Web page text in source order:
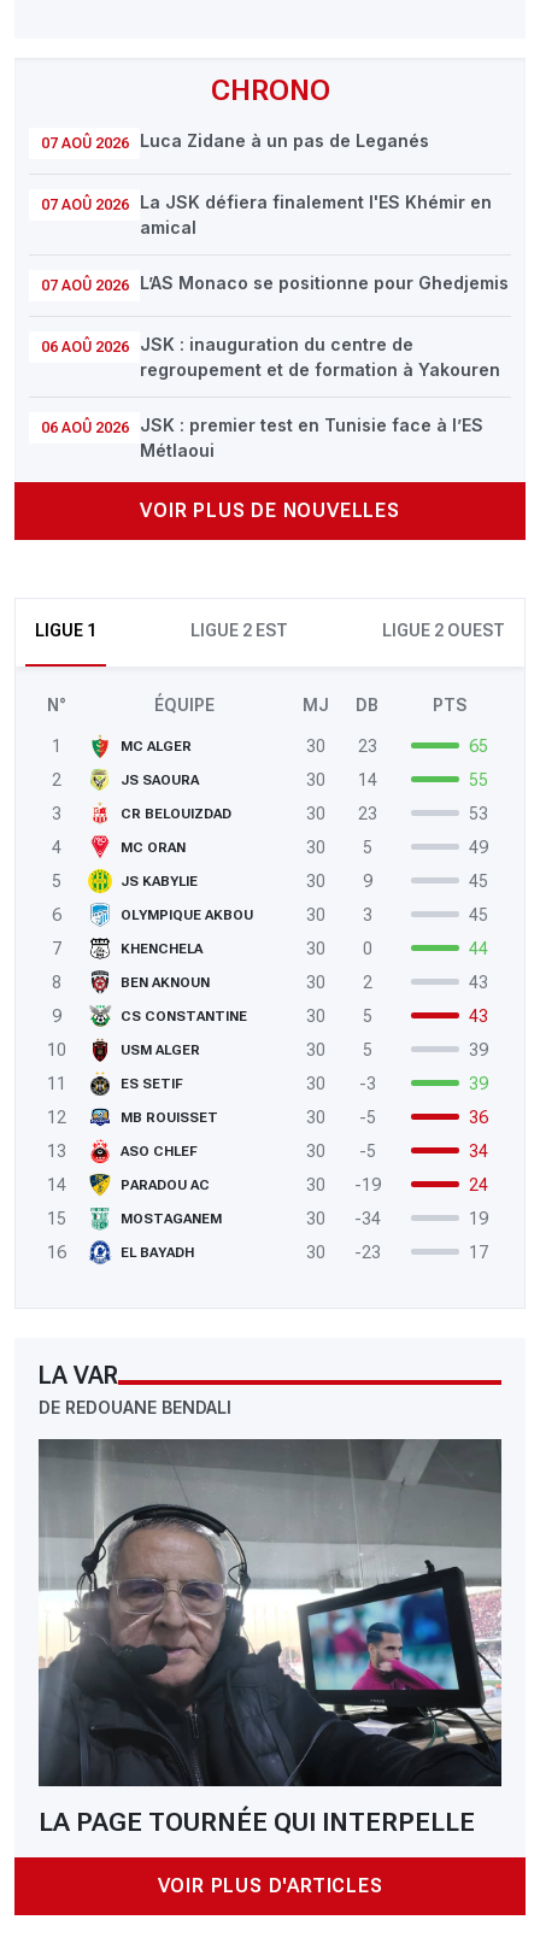
CHRONO
07 AOÛ 2026 Luca Zidane à un pas de Leganés
07 AOÛ 2026
La JSK défiera finalement l'ES Khémir en
amical
07 AOÛ 2026 L’AS Monaco se positionne pour Ghedjemis
06 AOÛ 2026
JSK : inauguration du centre de
regroupement et de formation à Yakouren
06 AOÛ 2026
JSK : premier test en Tunisie face à l’ES
Métlaoui
VOIR PLUS DE NOUVELLES
LIGUE 1 LIGUE 2 EST LIGUE 2 OUEST
N° ÉQUIPE MJ DB PTS
1 MC ALGER 30 23
65
2
JS SAOURA 30 14
55
3
CR BELOUIZDAD 30 23
53
4
MC ORAN 30 5
49
5
JS KABYLIE 30 9
45
6
OLYMPIQUE AKBOU 30 3
45
7
KHENCHELA 30 0
44
8
BEN AKNOUN 30 2
43
9
CS CONSTANTINE 30 5
43
10
USM ALGER 30 5
39
11
ES SETIF 30 -3
39
12
MB ROUISSET 30 -5
36
13
ASO CHLEF 30 -5
34
14
PARADOU AC 30 -19
24
15
MOSTAGANEM 30 -34
19
16
EL BAYADH 30 -23 17
LA VAR
DE REDOUANE BENDALI
LA PAGE TOURNÉE QUI INTERPELLE
VOIR PLUS D'ARTICLES